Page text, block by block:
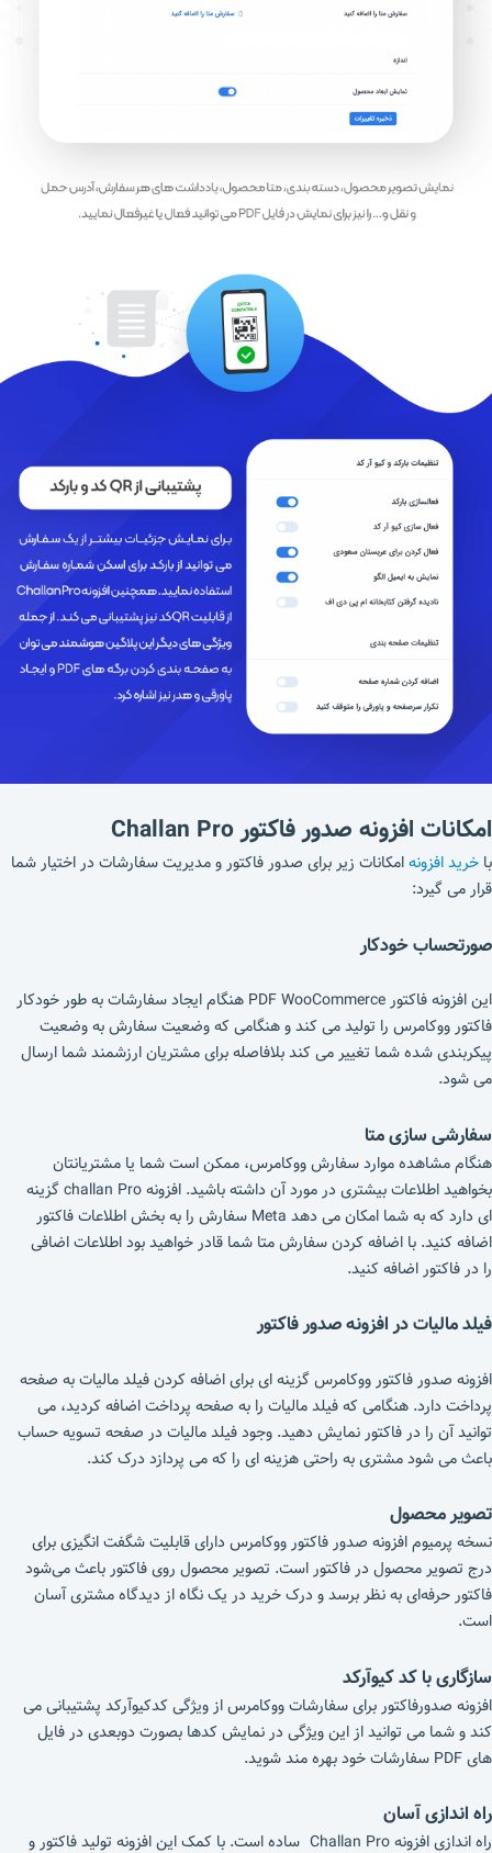
امکانات افزونه صدور فاکتور Challan Pro
با خرید افزونهامکانات زیر برای صدور فاکتور و مدیریت سفارشات در اختیار شما
قرار می گیرد:
صورتحساب خودکار
این افزونه فاکتور PDF WooCommerce هنگام ایجاد سفارشات به طور خودکار
فاکتور ووکامرس را تولید می کند و هنگامی که وضعیت سفارش به وضعیت
پیکربندی شده شما تغییر می کند بلافاصله برای مشتریان ارزشمند شما ارسال
می شود.
سفارشی سازی متا
هنگام مشاهده موارد سفارش ووکامرس، ممکن است شما یا مشتریانتان
بخواهید اطلاعات بیشتری در مورد آن داشته باشید. افزونه challan Pro گزینه
ای دارد که به شما امکان می دهد Meta سفارش را به بخش اطلاعات فاکتور
اضافه کنید. با اضافه کردن سفارش متا شما قادر خواهید بود اطلاعات اضافی
را در فاکتور اضافه کنید.
فیلد مالیات در افزونه صدور فاکتور
افزونه صدور فاکتور ووکامرس گزینه ای برای اضافه کردن فیلد مالیات به صفحه
پرداخت دارد. هنگامی که فیلد مالیات را به صفحه پرداخت اضافه کردید، می
توانید آن را در فاکتور نمایش دهید. وجود فیلد مالیات در صفحه تسویه حساب
باعث می شود مشتری به راحتی هزینه ای را که می پردازد درک کند.
تصویر محصول
نسخه پرمیوم افزونه صدور فاکتور ووکامرس دارای قابلیت شگفت انگیزی برای
درج تصویر محصول در فاکتور است. تصویر محصول روی فاکتور باعث می‌شود
فاکتور حرفه‌ای به نظر برسد و درک خرید در یک نگاه از دیدگاه مشتری آسان
است.
سازگاری با کد کیوآرکد
افزونه صدورفاکتور برای سفارشات ووکامرس از ویژگی کدکیوآرکد پشتیبانی می
کند و شما می توانید از این ویژگی در نمایش کدها بصورت دوبعدی در فایل
های PDF سفارشات خود بهره مند شوید.
راه اندازی آسان
راه اندازی افزونه Challan Pro ساده است. با کمک این افزونه تولید فاکتور و